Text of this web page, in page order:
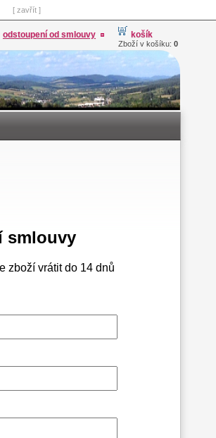
[ zavřít ]
odstoupení od smlouvy košík
Zboží v košíku: 0